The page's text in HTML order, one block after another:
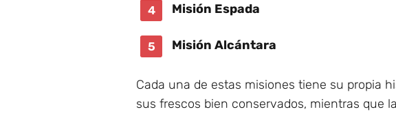
Misión Espada
Misión Alcántara
Cada una de estas misiones tiene su propia
sus frescos bien conservados, mientras que la